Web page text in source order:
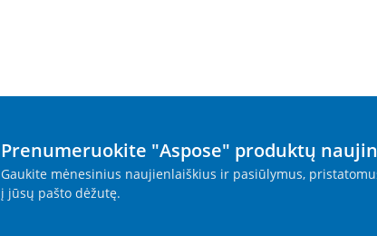
Prenumeruokite "Aspose" produktų
Gaukite mėnesinius naujienlaiškius ir pasiūlymus,
į jūsų pašto dėžutę.